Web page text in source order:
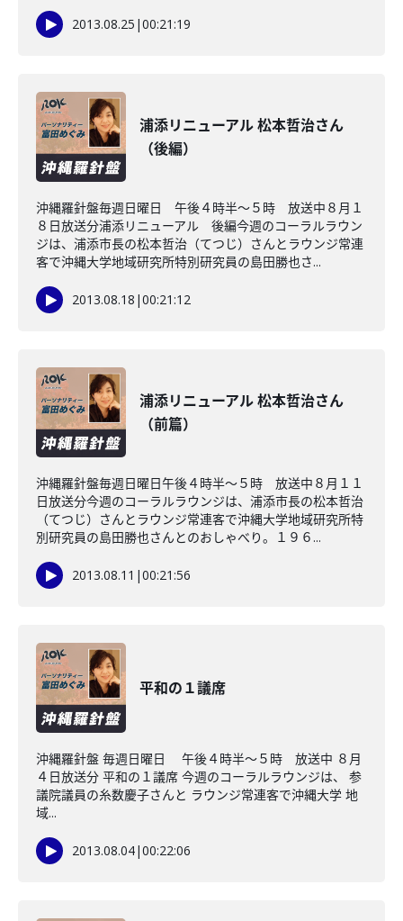
2013.08.25 |00:21:19
浦添リニューアル 松本哲治さん
（後編）
沖縄羅針盤毎週日曜日 午後４時半～５時 放送中８月１
８日放送分浦添リニューアル 後編今週のコーラルラウン
ジは、浦添市長の松本哲治（てつじ）さんとラウンジ常連
客で沖縄大学地域研究所特別研究員の島田勝也さ...
2013.08.18 |00:21:12
浦添リニューアル 松本哲治さん
（前篇）
沖縄羅針盤毎週日曜日午後４時半～５時 放送中８月１１
日放送分今週のコーラルラウンジは、浦添市長の松本哲治
（てつじ）さんとラウンジ常連客で沖縄大学地域研究所特
別研究員の島田勝也さんとのおしゃべり。１９６...
2013.08.11 |00:21:56
平和の１議席
沖縄羅針盤 毎週日曜日 午後４時半～５時 放送中 ８月
４日放送分 平和の１議席 今週のコーラルラウンジは、 参
議院議員の糸数慶子さんと ラウンジ常連客で沖縄大学 地
域...
2013.08.04|00:22:06